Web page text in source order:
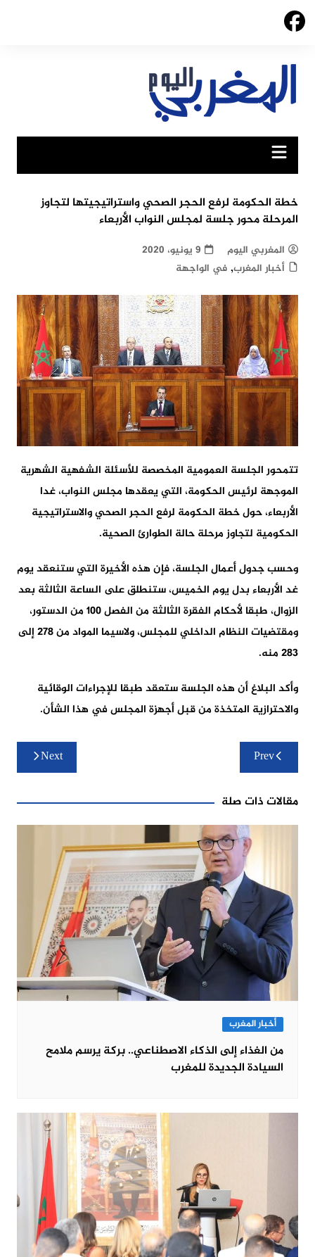
Skip
خطة الحكومة لرفع الحجر الصحي واستراتيجيتها لتجاوز
المرحلة محور جلسة لمجلس النواب الأربعاء
المغربي اليوم
9 يونيو، 2020
أخبار المغرب, في الواجهة
تتمحور الجلسة العمومية المخصصة للأسئلة الشفهية الشهرية
الموجهة لرئيس الحكومة، التي يعقدها مجلس النواب، غدا
الأربعاء، حول خطة الحكومة لرفع الحجر الصحي والاستراتيجية
الحكومية لتجاوز مرحلة حالة الطوارئ الصحية.
وحسب جدول أعمال الجلسة، فإن هذه الأخيرة التي ستنعقد يوم
غد الأربعاء بدل يوم الخميس، ستنطلق على الساعة الثالثة بعد
الزوال، طبقا لأحكام الفقرة الثالثة من الفصل 100 من الدستور،
ومقتضيات النظام الداخلي للمجلس، ولاسيما المواد من 278 إلى
283 منه.
وأكد البلاغ أن هذه الجلسة ستعقد طبقا للإجراءات الوقائية
والاحترازية المتخذة من قبل أجهزة المجلس في هذا الشأن.
تصفّح
المقالاتPrev
Next
مقالات ذات صلة
أخبار المغرب
من الغذاء إلى الذكاء الاصطناعي.. بركة يرسم ملامح
السيادة الجديدة للمغرب